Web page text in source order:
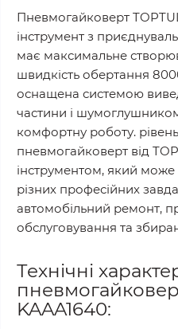
Пневмогайковерт
інструмент з
має максимальне
швидкість обертання
оснащена системою
частини і
комфортну роботу.
пневмогайковерт від
інструментом, який може
різних професійних
автомобільний ремонт,
обслуговування та
Технічні
KAAA1640: